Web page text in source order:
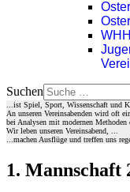
Suchen
...ist Spiel, Sport, Wissenschaft und
An unseren Vereinsabenden wird oft
bei Analysen mit modernen Methoden
Wir leben unseren Vereinsabend, ...
...machen Ausflüge und treffen uns
1. Mannschaft